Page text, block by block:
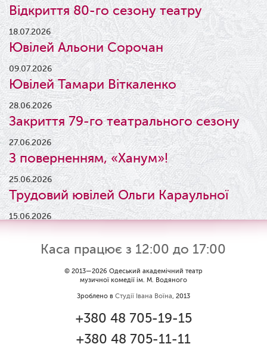
Відкриття 80-го сезону театру
18.07.2026
Ювілей Альони Сорочан
09.07.2026
Ювілей Тамари Віткаленко
28.06.2026
Закриття 79-го театрального сезону
27.06.2026
З поверненням, «Ханум»!
25.06.2026
Трудовий ювілей Ольги Караульної
15.06.2026
Результати конкурсу
09.06.2026
Вітаємо Ірину Візіренко з
народженням дівчинки!
Дякуємо за свято!
Каса працює з 12:00 до 17:00
© 2013—2026 Одеський академічний театр
музичної комедії ім. М. Водяного
Зроблено в Студії Івана Воїна, 2013
+380 48 705-19-15
+380 48 705-11-11